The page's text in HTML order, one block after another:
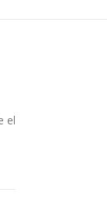
el